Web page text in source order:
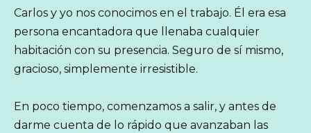
Carlos y yo nos conocimos en el trabajo. Él era esa
persona encantadora que llenaba cualquier
habitación con su presencia. Seguro de sí mismo,
gracioso, simplemente irresistible.
En poco tiempo, comenzamos a salir, y antes de
darme cuenta de lo rápido que avanzaban las